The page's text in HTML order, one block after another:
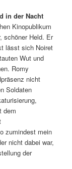
in der Nacht
Kinopublikum
schöner Held. Er
lässt sich Noiret
Wut und
Romy
nicht
Soldaten
dem
zumindest mein
nicht dabei war,
der